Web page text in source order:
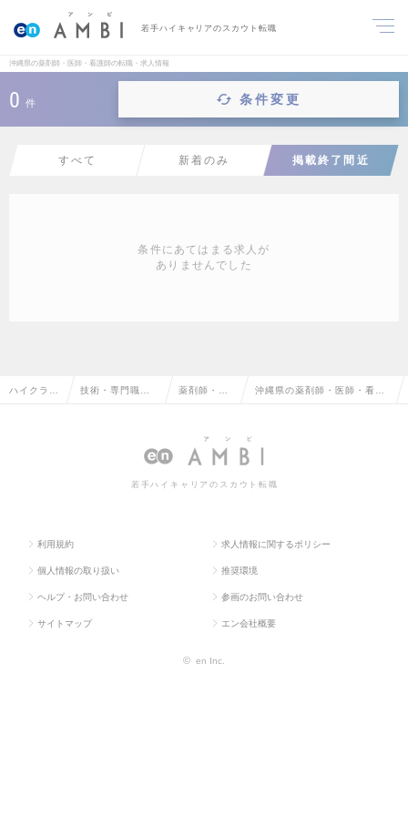
若手ハイキャリアのスカウト転職
沖縄県の薬剤師・医師・看護師の転職・求人情報
0 件 条件変更
すべて 新着のみ 掲載終了間近
条件にあてはまる求人が
ありませんでした
ハイクラス 技術・専門職系 薬剤師・医 沖縄県の薬剤師・医師・看護
若手ハイキャリアのスカウト転職
利用規約 求人情報に関するポリシー
個人情報の取り扱い 推奨環境
ヘルプ・お問い合わせ 参画のお問い合わせ
サイトマップ エン会社概要
© en Inc.